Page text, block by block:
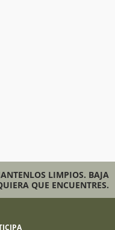
LIMPIOS. BAJA
QUE ENCUENTRES.